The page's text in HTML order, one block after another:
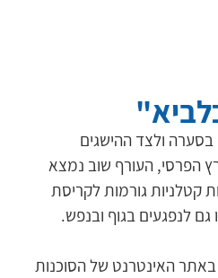
ולצד ההישגים
הפרסי, העורף שוב נמצא
קטלניות גורמות לקריסת
לנפגעים בגוף ובנפש.
האינטרנט של הסוכנות